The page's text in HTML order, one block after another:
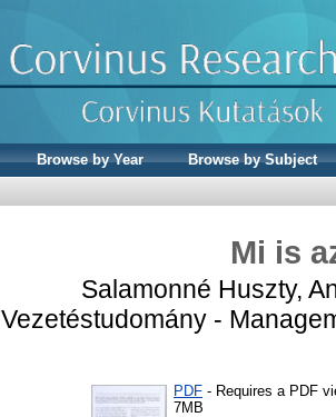
Browse by Year
Browse by Subject
Mi is
Salamonné Huszty,
Vezetéstudomány -
PDF - Requires a PDF
7MB